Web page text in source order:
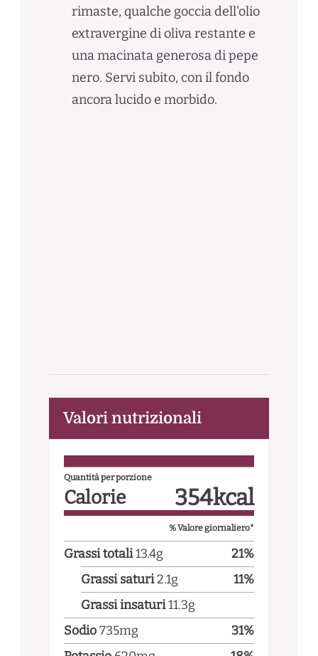
rimaste, qualche goccia dell'olio
extravergine di oliva restante e
una macinata generosa di pepe
nero. Servi subito, con il fondo
ancora lucido e morbido.
Valori nutrizionali
Quantità per porzione
Calorie 354kcal
% Valore giornaliero*
Grassi totali13.4g 21%
Grassi saturi2.1g 11%
Grassi insaturi11.3g
Sodio735mg 31%